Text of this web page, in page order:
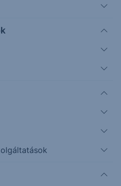
részesülhet a
teljesítménye szoros
ciklus
jelenleg az előremutató
képet mutat.
piacának ikonikus cége,